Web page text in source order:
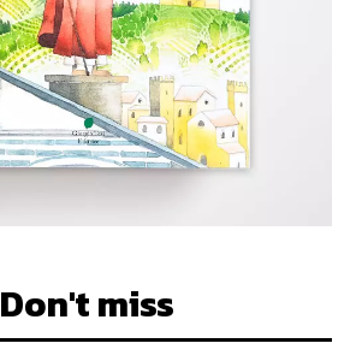
Don't miss